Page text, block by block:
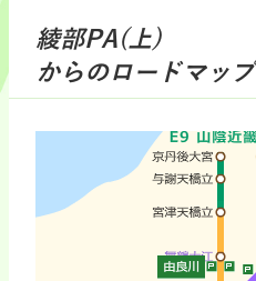
綾部PA(上)
からのロードマップ